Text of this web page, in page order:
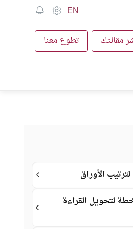
EN
مقالتك تطوع معنا
الأوراق
لتحويل القراءة